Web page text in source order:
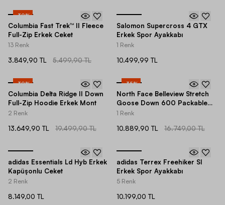
-30%
Columbia Fast Trek™ II Fleece
Full-Zip Erkek Ceket
13 Renk
3.849,90 TL 5.499,90 TL
Salomon Supercross 4 GTX
Erkek Spor Ayakkabı
1 Renk
10.499,99 TL
-30%
Columbia Delta Ridge II Down
Full-Zip Hoodie Erkek Mont
2 Renk
13.649,90 TL 19.499,90 TL
-35%
North Face Belleview Stretch
Goose Down 600 Packable
Full-Zip Erkek Mont
1 Renk
10.889,90 TL 16.749,00 TL
adidas Essentials Ld Hyb Erkek
Kapüşonlu Ceket
2 Renk
8.149,00 TL
adidas Terrex Freehiker Sl
Erkek Spor Ayakkabı
5 Renk
10.199,00 TL